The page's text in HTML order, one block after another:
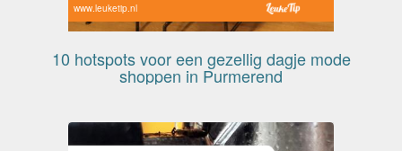
www.leuketip.nl
10 hotspots voor een gezellig dagje mode
shoppen in Purmerend